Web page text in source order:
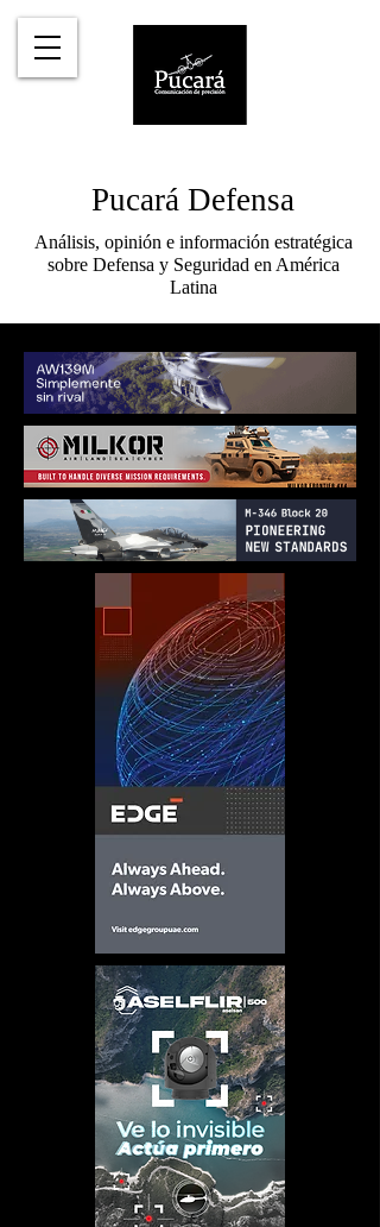
Pucará Defensa
Análisis, opinión e información estratégica
sobre Defensa y Seguridad en América
Latina